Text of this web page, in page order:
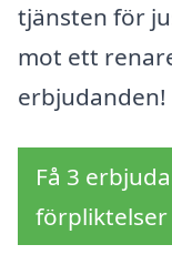
tjänsten för
mot ett
erbjudanden!
Få 3
förpliktelser